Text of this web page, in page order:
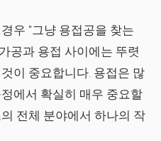
우 "그냥 용접공을 찾는
공과 용접 사이에는 뚜렷
이 중요합니다. 용접은 많
에서 확실히 매우 중요할
전체 분야에서 하나의 작